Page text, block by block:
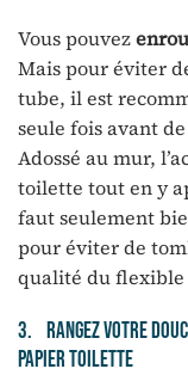
Vous pouvez
Mais pour éviter
tube, il est
seule fois avant
Adossé au mur,
toilette tout en y
faut seulement
pour éviter de
qualité du flexible
3. Rangez votre
papier toilette